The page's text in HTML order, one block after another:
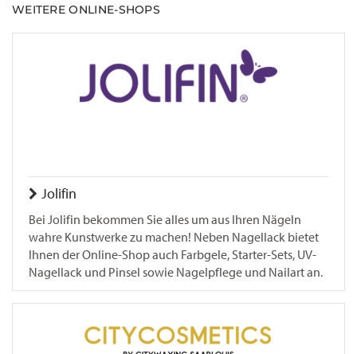
WEITERE ONLINE-SHOPS
Jolifin
Bei Jolifin bekommen Sie alles um aus Ihren Nägeln
wahre Kunstwerke zu machen! Neben Nagellack bietet
Ihnen der Online-Shop auch Farbgele, Starter-Sets, UV-
Nagellack und Pinsel sowie Nagelpflege und Nailart an.